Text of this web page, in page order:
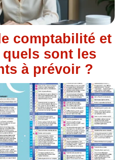
comptabilité et
sont les
à prévoir ?